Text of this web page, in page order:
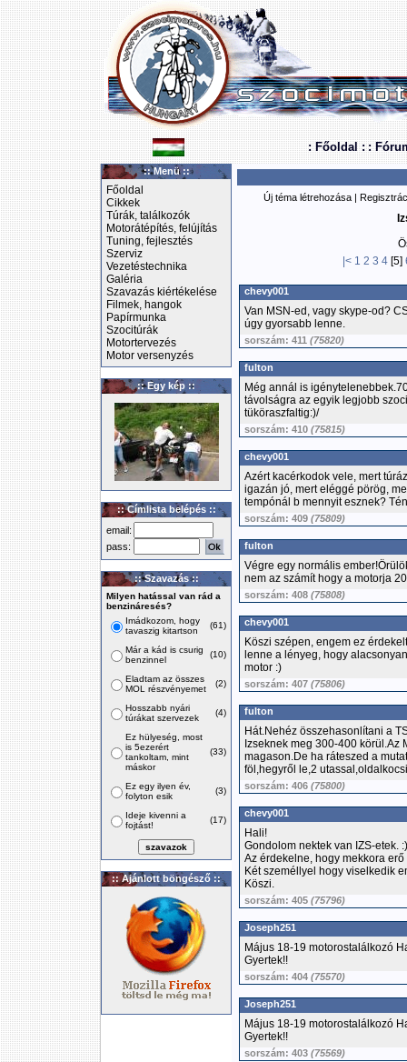
: Főoldal : :
:: Menü ::
Főoldal
Cikkek
Túrák, találkozók
Motorátépítés, felújítás
Tuning, fejlesztés
Szerviz
Vezetéstechnika
Galéria
Szavazás kiértékelése
Filmek, hangok
Papírmunka
Szocitúrák
Motortervezés
Motor versenyzés
:: Egy kép ::
:: Címlista belépés ::
email:
pass:
:: Szavazás ::
Milyen hatással van rád a
benzináresés?
Imádkozom, hogy
tavaszig kitartson
(61)
Már a kád is csurig
benzinnel
(10)
Eladtam az összes
MOL részvényemet
(2)
Hosszabb nyári
túrákat szervezek
(4)
Ez hülyeség, most
is 5ezerért
tankoltam, mint
máskor
(33)
Ez egy ilyen év,
folyton esik
(3)
Ideje kivenni a
fojtást!
(17)
:: Ajánlott böngésző ::
Új téma létrehozása |
|< 1 2 3 4[5]
chevy001
Van MSN-ed, vagy skype-od?
úgy gyorsabb lenne.
sorszám: 411 (75820)
fulton
Még annál is
távolságra az egyik legjobb
tüköraszfaltig:)/
sorszám: 410 (75815)
chevy001
Azért kacérkodok vele, mert
igazán jó, mert eléggé pörög,
tempónál b mennyit esznek?
sorszám: 409 (75809)
fulton
Végre egy normális
nem az számít hogy a motorja
sorszám: 408 (75808)
chevy001
Köszi szépen, engem ez
lenne a lényeg, hogy
motor :)
sorszám: 407 (75806)
fulton
Hát.Nehéz összehasonlítani a
Izseknek meg 300-400 körül.Az
magason.De ha ráteszed a
föl,hegyről le,2
sorszám: 406 (75800)
chevy001
Hali!
Gondolom nektek van IZS-etek. :)
Az érdekelne, hogy mekkora
Két személlyel hogy viselkedik
Köszi.
sorszám: 405 (75796)
Joseph251
Május 18-19 motorostalálkozó
Gyertek!!
sorszám: 404 (75570)
Joseph251
Május 18-19 motorostalálkozó
Gyertek!!
sorszám: 403 (75569)